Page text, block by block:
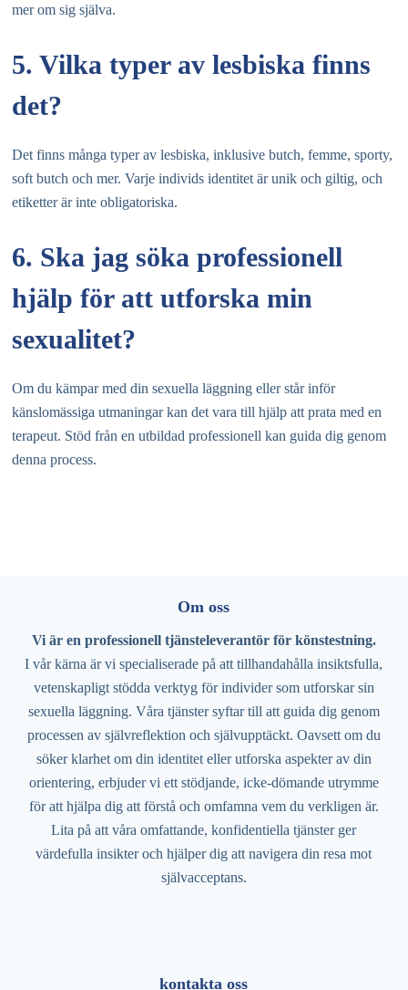
mer om sig själva.
5. Vilka typer av lesbiska finns
det?
Det finns många typer av lesbiska, inklusive butch, femme, sporty,
soft butch och mer. Varje individs identitet är unik och giltig, och
etiketter är inte obligatoriska.
6. Ska jag söka professionell
hjälp för att utforska min
sexualitet?
Om du kämpar med din sexuella läggning eller står inför
känslomässiga utmaningar kan det vara till hjälp att prata med en
terapeut. Stöd från en utbildad professionell kan guida dig genom
denna process.
Om oss
Vi är en professionell tjänsteleverantör för könstestning.
I vår kärna är vi specialiserade på att tillhandahålla insiktsfulla,
vetenskapligt stödda verktyg för individer som utforskar sin
sexuella läggning. Våra tjänster syftar till att guida dig genom
processen av självreflektion och självupptäckt. Oavsett om du
söker klarhet om din identitet eller utforska aspekter av din
orientering, erbjuder vi ett stödjande, icke-dömande utrymme
för att hjälpa dig att förstå och omfamna vem du verkligen är.
Lita på att våra omfattande, konfidentiella tjänster ger
värdefulla insikter och hjälper dig att navigera din resa mot
självacceptans.
kontakta oss